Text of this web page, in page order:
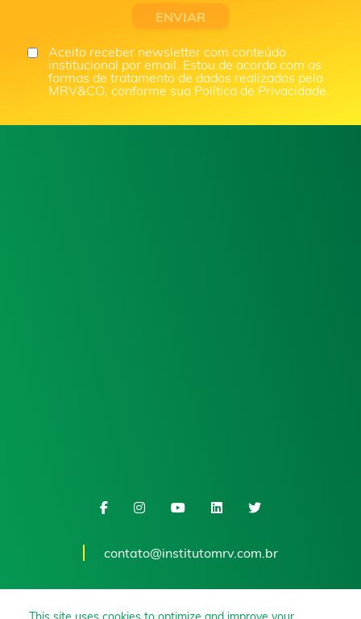
Aceito receber newsletter com conteúdo
institucional por email. Estou de acordo com as
formas de tratamento de dados realizados pela
MRV&CO, conforme sua Política de Privacidade.
contato@institutomrv.com.br